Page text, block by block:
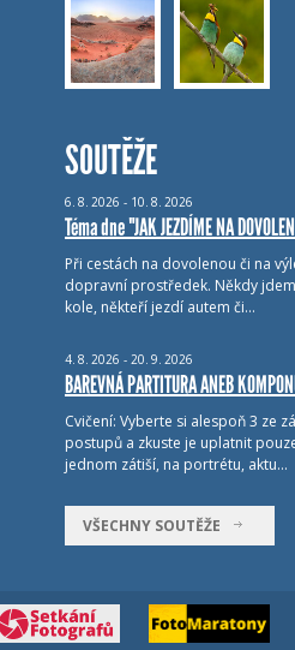
SOUTĚŽE
6. 8. 2026 - 10. 8. 2026
Téma dne "JAK JEZDÍME NA
Při cestách na dovolenou či na
dopravní prostředek. Někdy
kole, někteří jezdí autem či…
4. 8. 2026 - 20. 9. 2026
BAREVNÁ PARTITURA ANEB
Cvičení: Vyberte si alespoň 3 ze
postupů a zkuste je uplatnit
jednom zátiší, na portrétu, aktu…
VŠECHNY SOUTĚŽE